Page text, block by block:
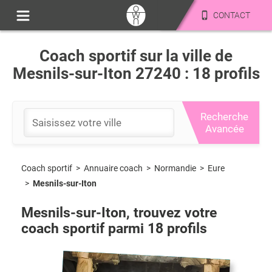
CONTACT
Coach sportif sur la ville de
Mesnils-sur-Iton 27240 : 18 profils
Recherche
Avancée
Coach sportif > Annuaire coach > Normandie > Eure
> Mesnils-sur-Iton
Mesnils-sur-Iton, trouvez votre
coach sportif parmi 18 profils